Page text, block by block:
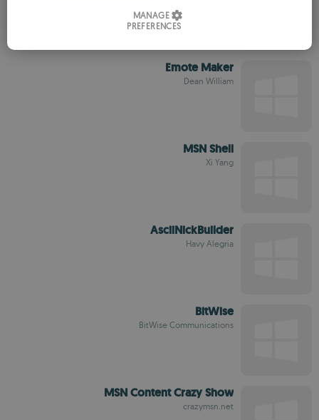
Emote Maker
Dean William
MSN Shell
Xi Yang
AsciiNickBuilder
Havy Alegria
BitWise
BitWise Communications
MSN Content Crazy Show
crazymsn.net
ROMANIAN
MANAGE
PREFERENCES